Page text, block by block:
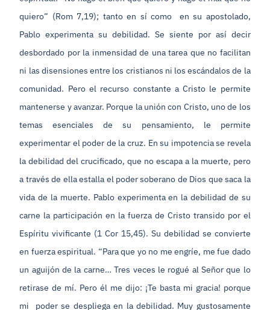
quiero” (Rom 7,19); tanto en sí como en su apostolado,
Pablo experimenta su debilidad. Se siente por así decir
desbordado por la inmensidad de una tarea que no facilitan
ni las disensiones entre los cristianos ni los escándalos de la
comunidad. Pero el recurso constante a Cristo le permite
mantenerse y avanzar. Porque la unión con Cristo, uno de los
temas esenciales de su pensamiento, le permite
experimentar el poder de la cruz. En su impotencia se revela
la debilidad del crucificado, que no escapa a la muerte, pero
a través de ella estalla el poder soberano de Dios que saca la
vida de la muerte. Pablo experimenta en la debilidad de su
carne la participación en la fuerza de Cristo transido por el
Espíritu vivificante (1 Cor 15,45). Su debilidad se convierte
en fuerza espiritual. “Para que yo no me engríe, me fue dado
un aguijón de la carne… Tres veces le rogué al Señor que lo
retirase de mí. Pero él me dijo: ¡Te basta mi gracia! porque
mi poder se despliega en la debilidad. Muy gustosamente